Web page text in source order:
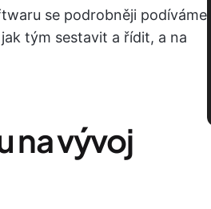
se podrobněji podíváme
tým sestavit a řídit, a na
na vývoj